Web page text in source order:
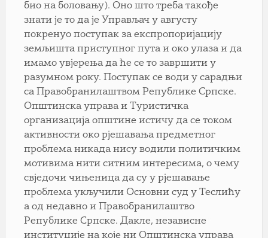
био на боловању). Оно што треба такође
знати је то да је Управљач у августу
покренуо поступак за експропоријацију
земљишта приступног пута и око улаза и да
имамо увјерења да ће се то завршити у
разумном року. Поступак се води у сарадњи
са Правобранилаштвом Републике Српске.
Општинска управа и Туристичка
организација општине истичу да се током
активности око рјешавања предметног
проблема никада нису водили политичким
мотивима нити ситним интересима, о чему
свједочи чињеница да су у рјешавање
проблема укључили Основни суд у Теслићу
а од недавно и Правобранилаштво
Републике Српске. Дакле, независне
институције на које ни Општинска управа